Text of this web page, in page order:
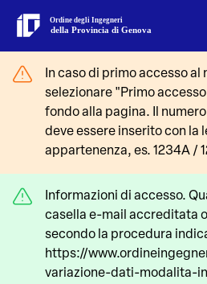
Ordine degli Ingegneri
della Provincia di Genova
In caso di primo accesso al
selezionare "Primo
fondo alla pagina. Il
deve essere inserito con la
appartenenza, es. 1234A /
Informazioni di accesso.
casella e-mail accreditata
secondo la procedura
https://
variazione-dati-modalita-